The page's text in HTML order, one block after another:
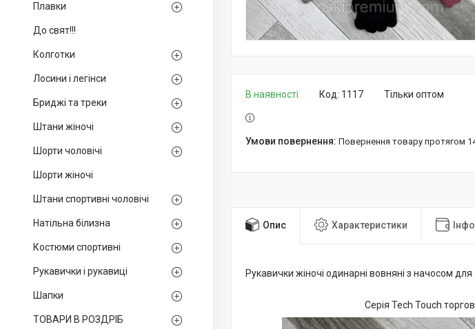
Плавки
До свят!!!
Колготки
Лосини і легінси
Бриджі та треки
Штани жіночі
Шорти чоловічі
Шорти жіночі
Штани спортивні чоловічі
Натільна білизна
Костюми спортивні
Рукавички і рукавиці
Шапки
ТОВАРИ В РОЗДРІБ
В наявності Тільки оптом
Код: 1117
повернення товару протягом
Опис Характеристики
Рукавички жіночі одинарні вовняні з начосом
Серія Tech Touch